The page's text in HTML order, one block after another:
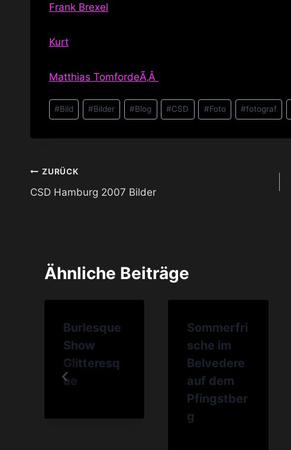
Frank Brexel
Kurt
Matthias TomfordeÃ‚Â
Schlagworte:
#Bild #Bilder #Blog #CSD #Foto #fotograf
Beitragsnavigation
ZURÜCK
CSD Hamburg 2007 Bilder
Ähnliche Beiträge
Burlesque
Show
Glitteresq
ue
Sommerfri
sche im
Belvedere
auf dem
Pfingstber
g